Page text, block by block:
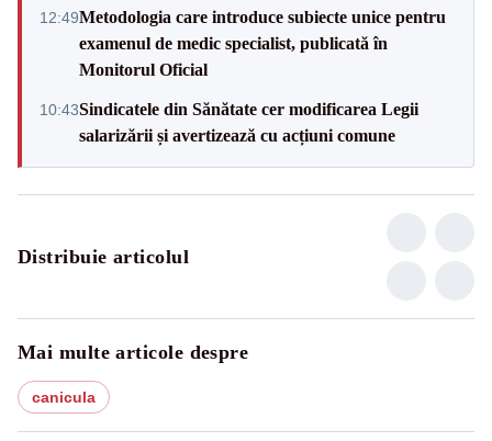
12:49Metodologia care introduce subiecte unice pentru
examenul de medic specialist, publicată în
Monitorul Oficial
10:43Sindicatele din Sănătate cer modificarea Legii
salarizării și avertizează cu acțiuni comune
Distribuie articolul
Mai multe articole despre
canicula